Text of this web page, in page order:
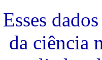
Esses
da ciência